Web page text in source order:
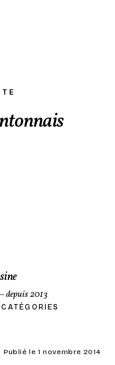
2013
CATÉGORIES
Publié le 1 novembre 2014